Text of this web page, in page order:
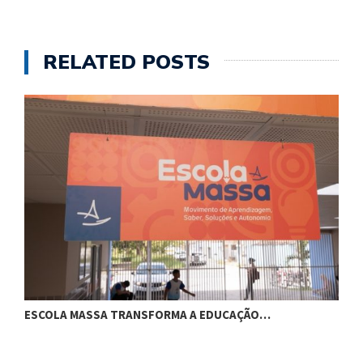
RELATED POSTS
ESCOLA MASSA TRANSFORMA A EDUCAÇÃO…